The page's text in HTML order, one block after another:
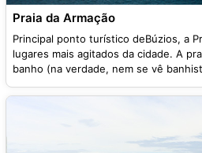
Praia da Armação
Principal ponto turístico deBúzios, a
lugares mais agitados da cidade. A
banho (na verdade, nem se vê